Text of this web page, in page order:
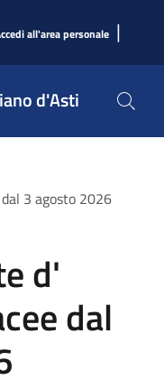
all'area personale |
d'Asti
3 agosto 2026
d'
dal